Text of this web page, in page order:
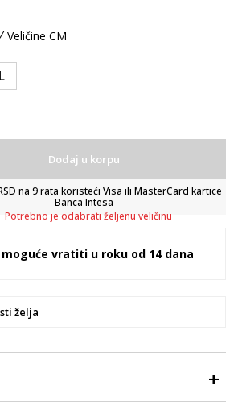
Veličine CM
L
Dodaj u korpu
na 9 rata koristeći Visa ili MasterCard kartice
Banca Intesa
Potrebno je odabrati željenu veličinu
vratiti u roku od 14 dana
želja